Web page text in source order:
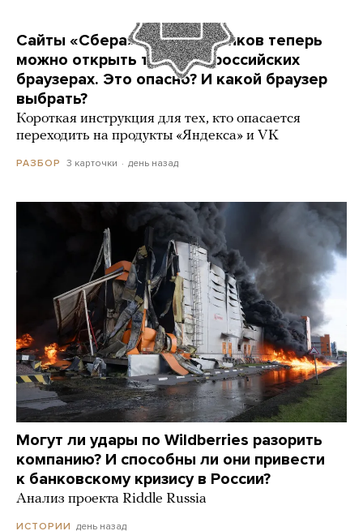
Сайты «Сбера» и других банков теперь
можно открыть только в российских
браузерах. Это опасно? И какой браузер
выбрать?
Короткая инструкция для тех, кто опасается
переходить на продукты «Яндекса» и VK
РАЗБОР 3 карточки день назад
Могут ли удары по Wildberries разорить
компанию? И способны ли они привести
к банковскому кризису в России?
Анализ проекта Riddle Russia
ИСТОРИИ день назад